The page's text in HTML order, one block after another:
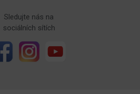
Sledujte nás na
sociálních sítích